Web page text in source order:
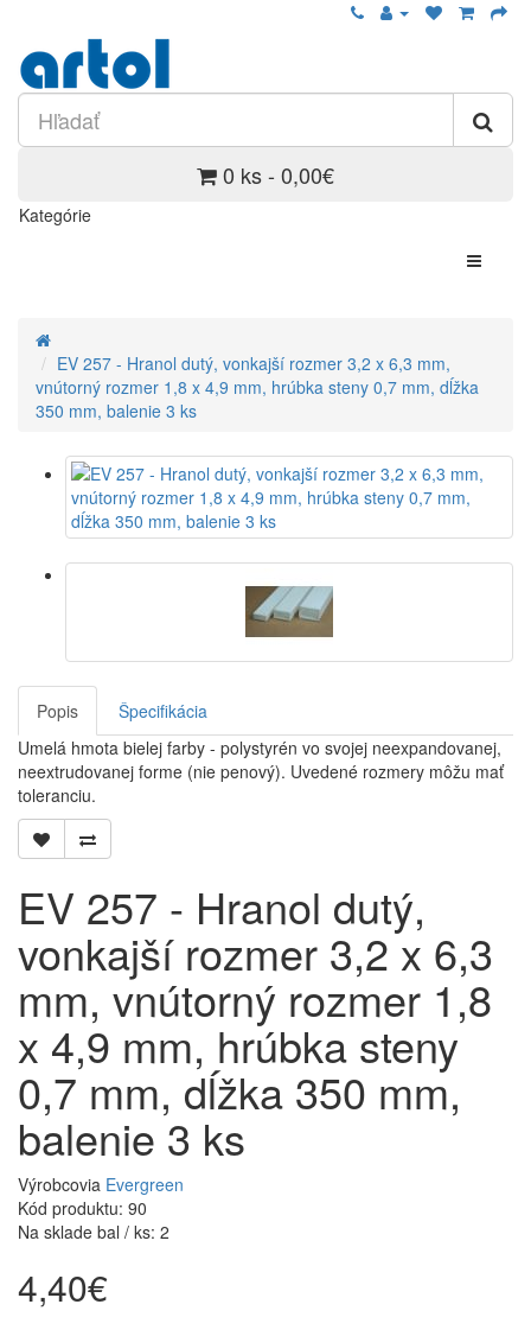
0 ks - 0,00€
Kategórie
EV 257 - Hranol dutý, vonkajší rozmer 3,2 x 6,3 mm,
vnútorný rozmer 1,8 x 4,9 mm, hrúbka steny 0,7 mm, dĺžka
350 mm, balenie 3 ks
Popis
Špecifikácia
Umelá hmota bielej farby - polystyrén vo svojej neexpandovanej,
neextrudovanej forme (nie penový). Uvedené rozmery môžu mať
toleranciu.
EV 257 - Hranol dutý,
vonkajší rozmer 3,2 x 6,3
mm, vnútorný rozmer 1,8
x 4,9 mm, hrúbka steny
0,7 mm, dĺžka 350 mm,
balenie 3 ks
Výrobcovia Evergreen
Kód produktu: 90
Na sklade bal / ks: 2
4,40€